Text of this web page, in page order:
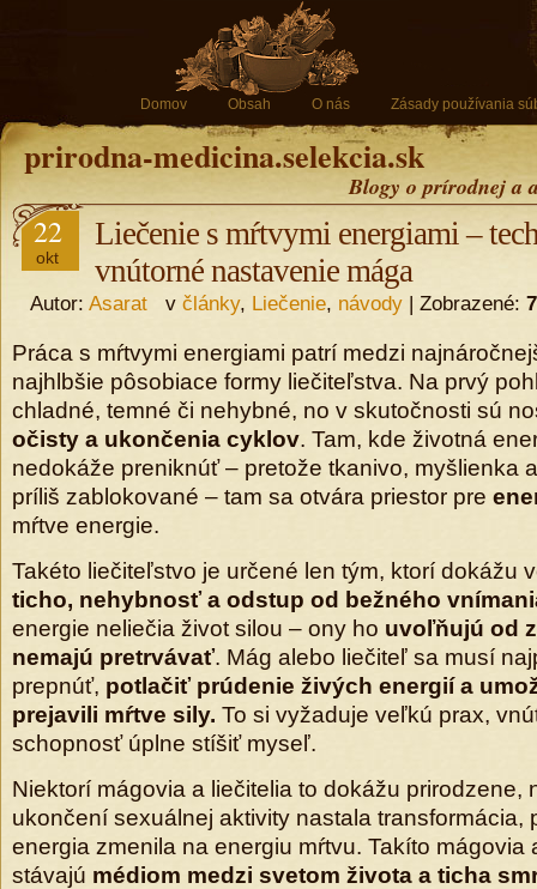
Domov Obsah O nás Zásady používania
prirodna-medicina.selekcia.sk
Blogy o prírodnej a
22
okt
Liečenie s mŕtvymi energiami –
vnútorné nastavenie mága
Autor: Asarat v články, Liečenie, návody | Zobrazené: 7
Práca s mŕtvymi energiami patrí medzi
najhlbšie pôsobiace formy liečiteľstva. Na prvý
chladné, temné či nehybné, no v skutočnosti sú
očisty a ukončenia cyklov. Tam, kde životná
nedokáže preniknúť – pretože tkanivo, myšlienka
príliš zablokované – tam sa otvára priestor pre
mŕtve energie.
Takéto liečiteľstvo je určené len tým, ktorí dokážu
ticho, nehybnosť a odstup od bežného
energie neliečia život silou – ony ho uvoľňujú od
nemajú pretrvávať. Mág alebo liečiteľ sa musí
prepnúť, potlačiť prúdenie živých energií a
prejavili mŕtve sily. To si vyžaduje veľkú prax,
schopnosť úplne stíšiť myseľ.
Niektorí mágovia a liečitelia to dokážu prirodzene,
ukončení sexuálnej aktivity nastala transformácia,
energia zmenila na energiu mŕtvu. Takíto mágovia
stávajú médiom medzi svetom života a ticha